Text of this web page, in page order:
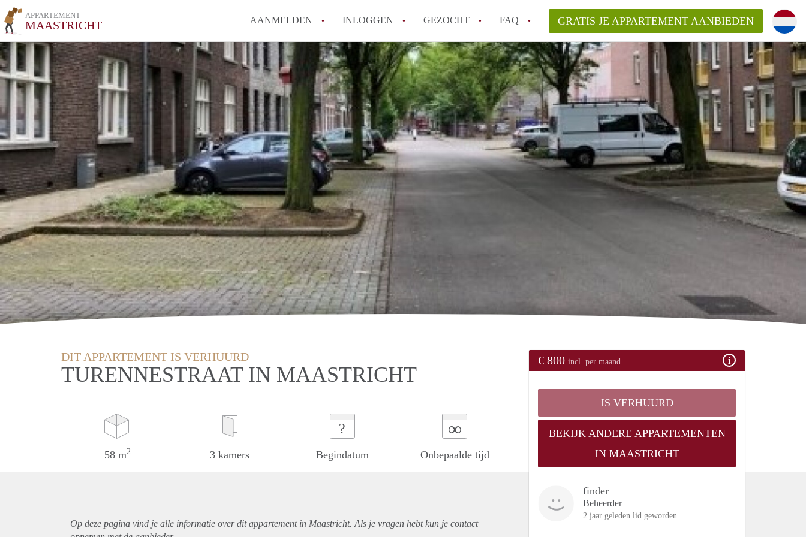
APPARTEMENT
MAASTRICHT AANMELDEN INLOGGEN GEZOCHT FAQ
How to translate AppartementMaastricht!
Wat is AppartementMaastricht?
Hoeveel kost het om te reageren op een Appartement in Maastricht?
Wat is de privacyverklaring van AppartementMaastricht?
Berekent AppartementMaastricht
makelaarsvergoeding/bemiddelingsvergoeding?
Alle veelgestelde vragen
GRATIS JE APPARTEMENT AANBIEDEN
DIT APPARTEMENT IS VERHUURD
TURENNESTRAAT IN MAASTRICHT
58 m2 3 kamers
?
Begindatum
∞
Onbepaalde tijd
€ 800 incl. per maand
IS VERHUURD
BEKIJK ANDERE APPARTEMENTEN
IN MAASTRICHT
finder
Beheerder
2 jaar geleden lid geworden
Op deze pagina vind je alle informatie over ditappartementin Maastricht. Als je vragen hebt kun je contact